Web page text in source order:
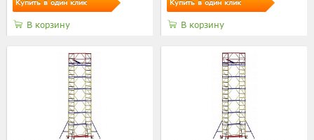
Купить в один клик
В корзину
Купить в один клик
В корзину